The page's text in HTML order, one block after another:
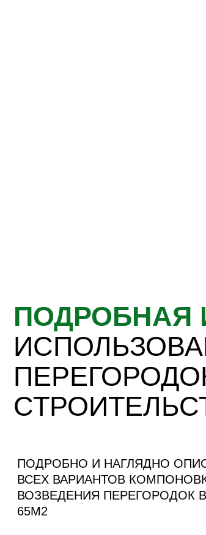
ПОДРОБНО И НАГЛЯДНО
ВСЕХ ВАРИАНТОВ КОМПОНОВКИ
ВОЗВЕДЕНИЯ ПЕРЕГОРОДОК В
65М2